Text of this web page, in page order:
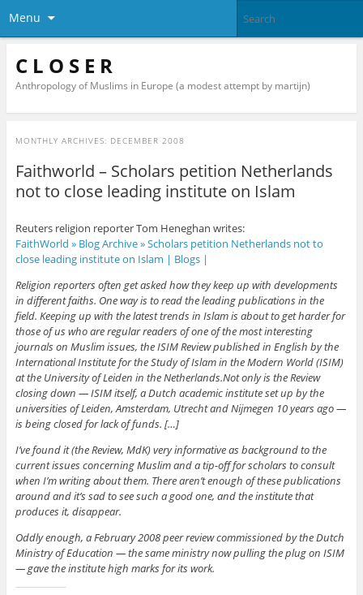
Menu
C L O S E R
Anthropology of Muslims in Europe (a modest attempt by martijn)
MONTHLY ARCHIVES: DECEMBER 2008
Faithworld – Scholars petition Netherlands
not to close leading institute on Islam
Reuters religion reporter Tom Heneghan writes:
FaithWorld » Blog Archive » Scholars petition Netherlands not to
close leading institute on Islam | Blogs |
Religion reporters often get asked how they keep up with developments
in different faiths. One way is to read the leading publications in the
field. Keeping up with the latest trends in Islam is about to get harder for
those of us who are regular readers of one of the most interesting
journals on Muslim issues, the ISIM Review published in English by the
International Institute for the Study of Islam in the Modern World (ISIM)
at the University of Leiden in the Netherlands.Not only is the Review
closing down — ISIM itself, a Dutch academic institute set up by the
universities of Leiden, Amsterdam, Utrecht and Nijmegen 10 years ago —
is being closed for lack of funds. […]
I’ve found it (the Review, MdK) very informative as background to the
current issues concerning Muslim and a tip-off for scholars to consult
when I’m writing about them. There aren’t enough of these publications
around and it’s sad to see such a good one, and the institute that
produces it, disappear.
Oddly enough, a February 2008 peer review commissioned by the Dutch
Ministry of Education — the same ministry now pulling the plug on ISIM
— gave the institute high marks for its work.